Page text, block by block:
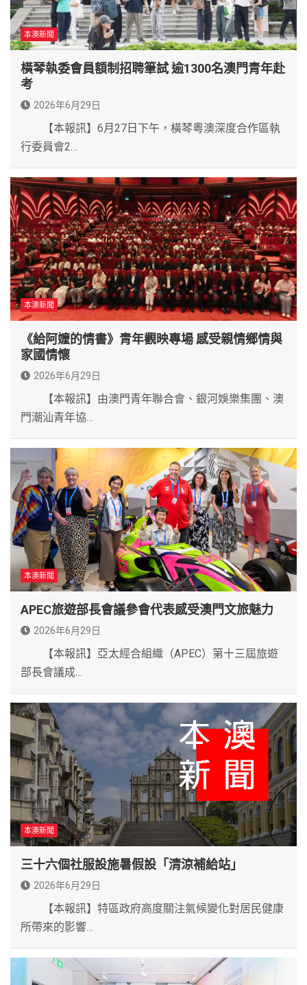
本澳新聞
橫琴執委會員額制招聘筆試 逾1300名澳門青年赴
考
2026年6月29日
【本報訊】6月27日下午，橫琴粵澳深度合作區執
行委員會2…
本澳新聞
《給阿嬤的情書》青年觀映專場 感受親情鄉情與
家國情懷
2026年6月29日
【本報訊】由澳門青年聯合會、銀河娛樂集團、澳
門潮汕青年協…
本澳新聞
APEC旅遊部長會議參會代表感受澳門文旅魅力
2026年6月29日
【本報訊】亞太經合組織（APEC）第十三屆旅遊
部長會議成…
本澳新聞
三十六個社服設施暑假設「清涼補給站」
2026年6月29日
【本報訊】特區政府高度關注氣候變化對居民健康
所帶來的影響…